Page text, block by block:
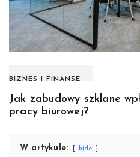
BIZNES I FINANSE
Jak zabudowy szklane
pracy biurowej?
W artykule: hide